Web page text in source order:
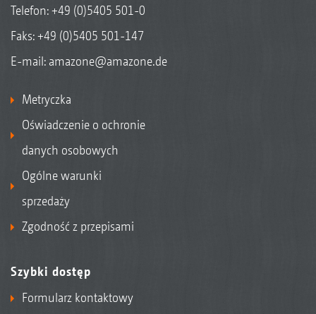
Telefon:+49 (0)5405 501-0
Faks: +49 (0)5405 501-147
E-mail: amazone@amazone.de
Metryczka
Oświadczenie o ochronie
danych osobowych
Ogólne warunki
sprzedaży
Zgodność z przepisami
Szybki dostęp
Formularz kontaktowy